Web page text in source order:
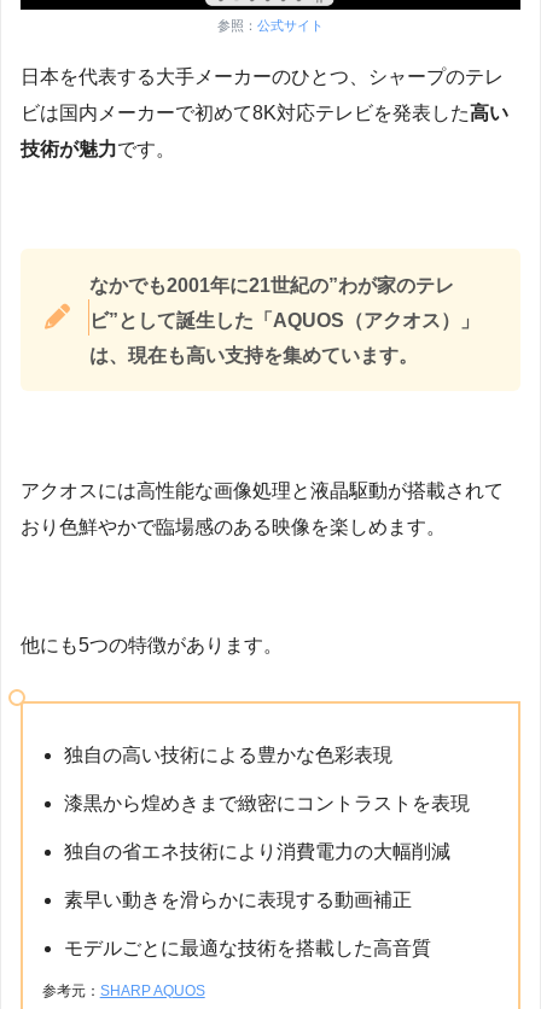
参照： 公式サイト
日本を代表する大手メーカーのひとつ、シャープのテレ
ビは国内メーカーで初めて8K対応テレビを発表した高い
技術が魅力です。
なかでも2001年に21世紀の”わが家のテレ
ビ”として誕生した「AQUOS（アクオス）」
は、現在も高い支持を集めています。
アクオスには高性能な画像処理と液晶駆動が搭載されて
おり色鮮やかで臨場感のある映像を楽しめます。
他にも5つの特徴があります。
独自の高い技術による豊かな色彩表現
漆黒から煌めきまで緻密にコントラストを表現
独自の省エネ技術により消費電力の大幅削減
素早い動きを滑らかに表現する動画補正
モデルごとに最適な技術を搭載した高音質
参考元： SHARP AQUOS